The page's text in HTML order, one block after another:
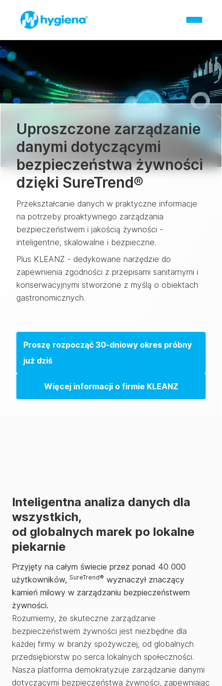
Uproszczone zarządzanie
danymi dotyczącymi
bezpieczeństwa żywności
dzięki SureTrend®
Przekształcanie danych w praktyczne informacje
na potrzeby proaktywnego zarządzania
bezpieczeństwem i jakością żywności -
inteligentne, skalowalne i bezpieczne.
Plus KLEANZ - dedykowane narzędzie do
zapewnienia zgodności z przepisami sanitarnymi i
konserwacyjnymi stworzone z myślą o obiektach
gastronomicznych.
Proszę rozpocząć 30-dniowy okres próbny
już dziś
Więcej informacji o firmie KLEANZ
Inteligentna analiza danych dla
wszystkich,
od globalnych marek po lokalne
piekarnie
Przyjęty na całym świecie przez ponad 40 000
użytkowników, SureTrend® wyznaczył znaczący
kamień milowy w zarządzaniu bezpieczeństwem
żywności.
Rozumiemy, że skuteczne zarządzanie
bezpieczeństwem żywności jest niezbędne dla
każdej firmy w branży spożywczej, od globalnych
przedsiębiorstw po serca lokalnych społeczności.
Nasza platforma demokratyzuje zarządzanie danymi
dotyczącymi bezpieczeństwa żywności, zapewniając